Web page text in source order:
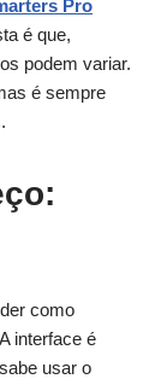
Pro
é que,
podem variar.
é sempre
como
interface é
usar o